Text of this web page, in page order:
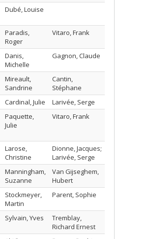
Dubé, Louise
Paradis,
Roger
Vitaro, Frank
Danis,
Michelle
Gagnon, Claude
Mireault,
Sandrine
Cantin,
Stéphane
Cardinal, Julie
Larivée, Serge
Paquette,
Julie
Vitaro, Frank
Larose,
Christine
Dionne, Jacques;
Larivée, Serge
Manningham,
Suzanne
Van Gijseghem,
Hubert
Stockmeyer,
Martin
Parent, Sophie
Sylvain, Yves
Tremblay,
Richard Ernest